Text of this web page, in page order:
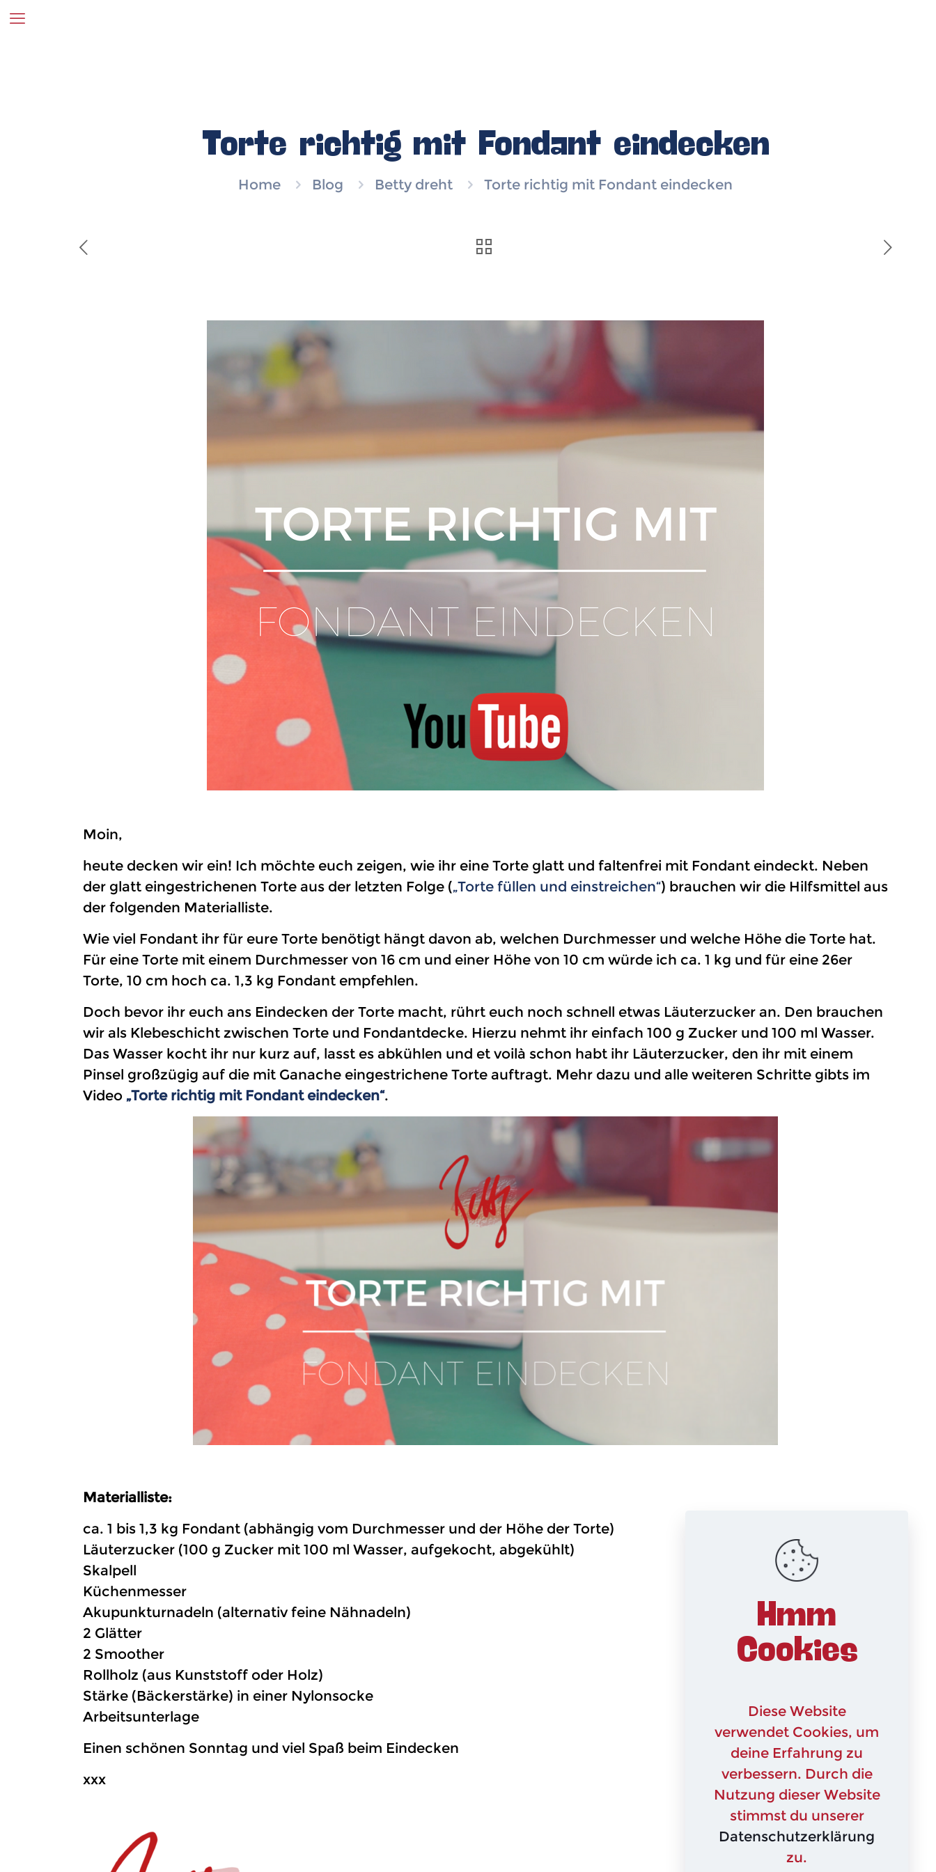
Torte richtig mit Fondant eindecken
Home Blog Betty dreht Torte richtig mit Fondant eindecken
Moin,
heute decken wir ein! Ich möchte euch zeigen, wie ihr eine Torte glatt und faltenfrei mit Fondant eindeckt. Neben
der glatt eingestrichenen Torte aus der letzten Folge („Torte füllen und einstreichen“) brauchen wir die Hilfsmittel aus
der folgenden Materialliste.
Wie viel Fondant ihr für eure Torte benötigt hängt davon ab, welchen Durchmesser und welche Höhe die Torte hat.
Für eine Torte mit einem Durchmesser von 16 cm und einer Höhe von 10 cm würde ich ca. 1 kg und für eine 26er
Torte, 10 cm hoch ca. 1,3 kg Fondant empfehlen.
Doch bevor ihr euch ans Eindecken der Torte macht, rührt euch noch schnell etwas Läuterzucker an. Den brauchen
wir als Klebeschicht zwischen Torte und Fondantdecke. Hierzu nehmt ihr einfach 100 g Zucker und 100 ml Wasser.
Das Wasser kocht ihr nur kurz auf, lasst es abkühlen und et voilà schon habt ihr Läuterzucker, den ihr mit einem
Pinsel großzügig auf die mit Ganache eingestrichene Torte auftragt. Mehr dazu und alle weiteren Schritte gibts im
Video „Torte richtig mit Fondant eindecken“.
Materialliste:
ca. 1 bis 1,3 kg Fondant (abhängig vom Durchmesser und der Höhe der Torte)
Läuterzucker (100 g Zucker mit 100 ml Wasser, aufgekocht, abgekühlt)
Skalpell
Küchenmesser
Akupunkturnadeln (alternativ feine Nähnadeln)
2 Glätter
2 Smoother
Rollholz (aus Kunststoff oder Holz)
Stärke (Bäckerstärke) in einer Nylonsocke
Arbeitsunterlage
Einen schönen Sonntag und viel Spaß beim Eindecken
xxx
Hmm
Cookies
Diese Website
verwendet Cookies, um
deine Erfahrung zu
verbessern. Durch die
Nutzung dieser Website
stimmst du unserer
Datenschutzerklärung
zu.